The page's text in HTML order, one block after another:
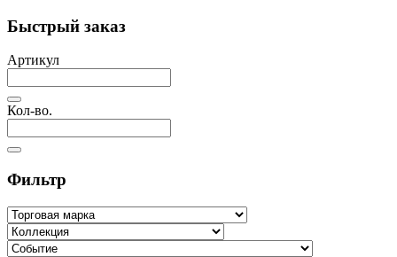
Быстрый заказ
Артикул
Кол-во.
Фильтр